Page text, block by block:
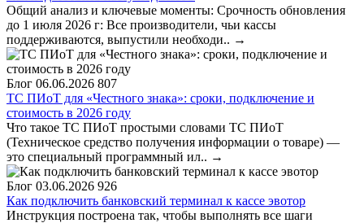
Общий анализ и ключевые моменты: Срочность обновления
до 1 июля 2026 г: Все производители, чьи кассы
поддерживаются, выпустили необходи.. →
Блог 06.06.2026 807
ТС ПИоТ для «Честного знака»: сроки, подключение и
стоимость в 2026 году
Что такое ТС ПИоТ простыми словами ТС ПИоТ
(Техническое средство получения информации о товаре) —
это специальный программный ил.. →
Блог 03.06.2026 926
Как подключить банковский терминал к кассе эвотор
Инструкция построена так, чтобы выполнять все шаги